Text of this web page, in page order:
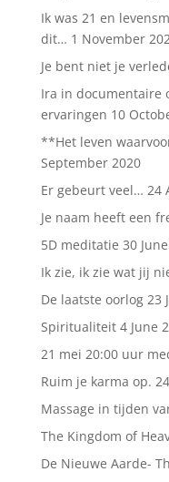
Ik was 21 en
dit… 1 November
Je bent niet je
Ira in documentaire
ervaringen 10
**Het leven
September 2020
Er gebeurt veel… 24
Je naam heeft een
5D meditatie 30
Ik zie, ik zie wat jij
De laatste oorlog 23
Spiritualiteit 4 June
21 mei 20:00 uur
Ruim je karma op.
Massage in tijden
The Kingdom of
De Nieuwe Aarde-